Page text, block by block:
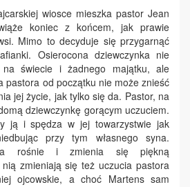
wiosce mieszka pastor Jean
koniec z końcem, jak prawie
Mimo to decyduje się przygarnąć
Osierocona dziewczynka nie
świecie i żadnego majątku, ale
pastora od początku nie może znieść
jej życie, jak tylko się da. Pastor, na
dziewczynkę gorącym uczuciem.
ją i spędza w jej towarzystwie jak
przy tym własnego syna.
rośnie i zmienia się piękną
zmieniają się też uczucia pastora
ojcowskie, a choć Martens sam